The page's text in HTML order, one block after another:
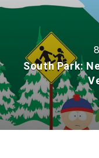
South Park: